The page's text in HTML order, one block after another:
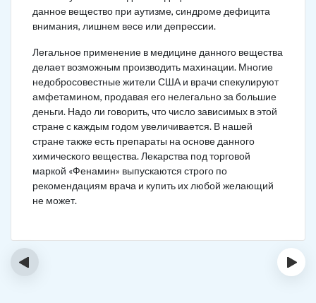
данное вещество при аутизме, синдроме дефицита
внимания, лишнем весе или депрессии.
Легальное применение в медицине данного вещества
делает возможным производить махинации. Многие
недобросовестные жители США и врачи спекулируют
амфетамином, продавая его нелегально за большие
деньги. Надо ли говорить, что число зависимых в этой
стране с каждым годом увеличивается. В нашей
стране также есть препараты на основе данного
химического вещества. Лекарства под торговой
маркой «Фенамин» выпускаются строго по
рекомендациям врача и купить их любой желающий
не может.
‹ ›